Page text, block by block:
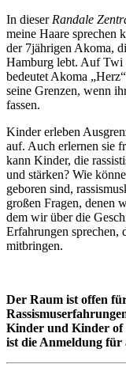
In dieser Randale
meine Haare sprechen
der 7jährigen Akoma,
Hamburg lebt. Auf Twi
bedeutet Akoma
seine Grenzen, wenn
fassen.
Kinder erleben
auf. Auch erlernen sie
kann Kinder, die
und stärken? Wie
geboren sind,
großen Fragen, denen
dem wir über die
Erfahrungen sprechen,
mitbringen.
Der Raum ist offen
Kinder und Kinder of
ist die Anmeldung für